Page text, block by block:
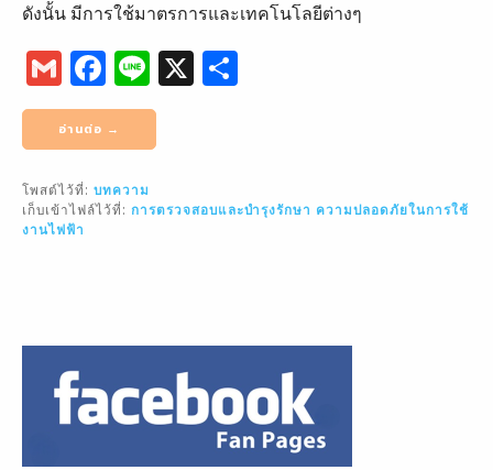
ดังนั้น มีการใช้มาตรการและเทคโนโลยีต่างๆ
G
m
ai
l
F
a
c
e
b
Li
n
e
X
อ่านต่อ →
โพสต์ไว้ที่: บทความ
เก็บเข้าไฟล์ไว้ที่: การตรวจสอบและบำรุงรักษา ความปลอดภัยในการใช้
งานไฟฟ้า